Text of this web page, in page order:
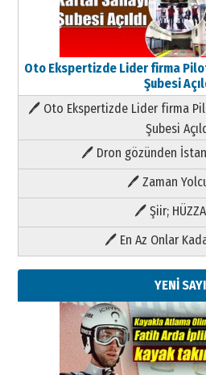
Oto Ekspertizde Lider firma
Şubesi
🖊 Oto Ekspertizde Lider firma
Şubesi
🖊 Dron gözünden
🖊 Zaman
🖊 Şiir;
🖊 En Az Onlar
YENİ SAYI